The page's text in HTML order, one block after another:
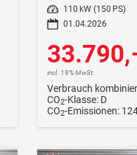
Leistung
110 kW (150 PS)
01.04.2026
incl. 19% MwSt.
Verbrauch
CO2-Klasse: D
CO2-Emissionen: